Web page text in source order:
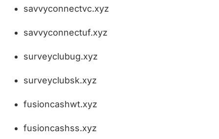
savvyconnectvc.xyz
savvyconnectuf.xyz
surveyclubug.xyz
surveyclubsk.xyz
fusioncashwt.xyz
fusioncashss.xyz